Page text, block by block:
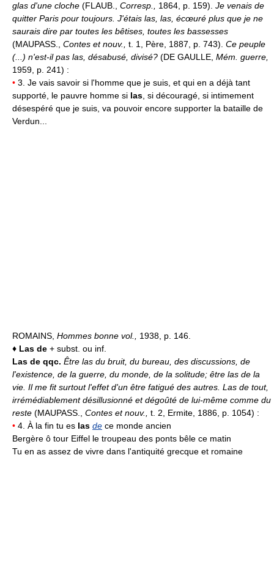
glas d'une cloche (FLAUB., Corresp., 1864, p. 159). Je venais de
quitter Paris pour toujours. J'étais las, las, écœuré plus que je ne
saurais dire par toutes les bêtises, toutes les bassesses
(MAUPASS., Contes et nouv., t. 1, Père, 1887, p. 743). Ce peuple
(...) n'est-il pas las, désabusé, divisé? (DE GAULLE, Mém. guerre,
1959, p. 241) :
• 3. Je vais savoir si l'homme que je suis, et qui en a déjà tant
supporté, le pauvre homme si las, si découragé, si intimement
désespéré que je suis, va pouvoir encore supporter la bataille de
Verdun...
ROMAINS, Hommes bonne vol., 1938, p. 146.
♦ Las de + subst. ou inf.
Las de qqc. Être las du bruit, du bureau, des discussions, de
l'existence, de la guerre, du monde, de la solitude; être las de la
vie. Il me fit surtout l'effet d'un être fatigué des autres. Las de tout,
irrémédiablement désillusionné et dégoûté de lui-même comme du
reste (MAUPASS., Contes et nouv., t. 2, Ermite, 1886, p. 1054) :
• 4. À la fin tu es las de ce monde ancien
Bergère ô tour Eiffel le troupeau des ponts bêle ce matin
Tu en as assez de vivre dans l'antiquité grecque et romaine